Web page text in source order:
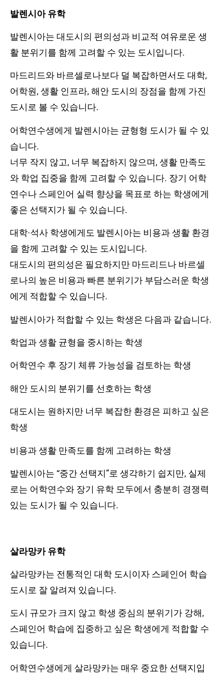
발렌시아 유학
발렌시아는 대도시의 편의성과 비교적 여유로운 생
활 분위기를 함께 고려할 수 있는 도시입니다.
마드리드와 바르셀로나보다 덜 복잡하면서도 대학,
어학원, 생활 인프라, 해안 도시의 장점을 함께 가진
도시로 볼 수 있습니다.
어학연수생에게 발렌시아는 균형형 도시가 될 수 있
습니다.
너무 작지 않고, 너무 복잡하지 않으며, 생활 만족도
와 학업 집중을 함께 고려할 수 있습니다. 장기 어학
연수나 스페인어 실력 향상을 목표로 하는 학생에게
좋은 선택지가 될 수 있습니다.
대학·석사 학생에게도 발렌시아는 비용과 생활 환경
을 함께 고려할 수 있는 도시입니다.
대도시의 편의성은 필요하지만 마드리드나 바르셀
로나의 높은 비용과 빠른 분위기가 부담스러운 학생
에게 적합할 수 있습니다.
발렌시아가 적합할 수 있는 학생은 다음과 같습니다.
학업과 생활 균형을 중시하는 학생
어학연수 후 장기 체류 가능성을 검토하는 학생
해안 도시의 분위기를 선호하는 학생
대도시는 원하지만 너무 복잡한 환경은 피하고 싶은
학생
비용과 생활 만족도를 함께 고려하는 학생
발렌시아는 “중간 선택지”로 생각하기 쉽지만, 실제
로는 어학연수와 장기 유학 모두에서 충분히 경쟁력
있는 도시가 될 수 있습니다.
살라망카 유학
살라망카는 전통적인 대학 도시이자 스페인어 학습
도시로 잘 알려져 있습니다.
도시 규모가 크지 않고 학생 중심의 분위기가 강해,
스페인어 학습에 집중하고 싶은 학생에게 적합할 수
있습니다.
어학연수생에게 살라망카는 매우 중요한 선택지입